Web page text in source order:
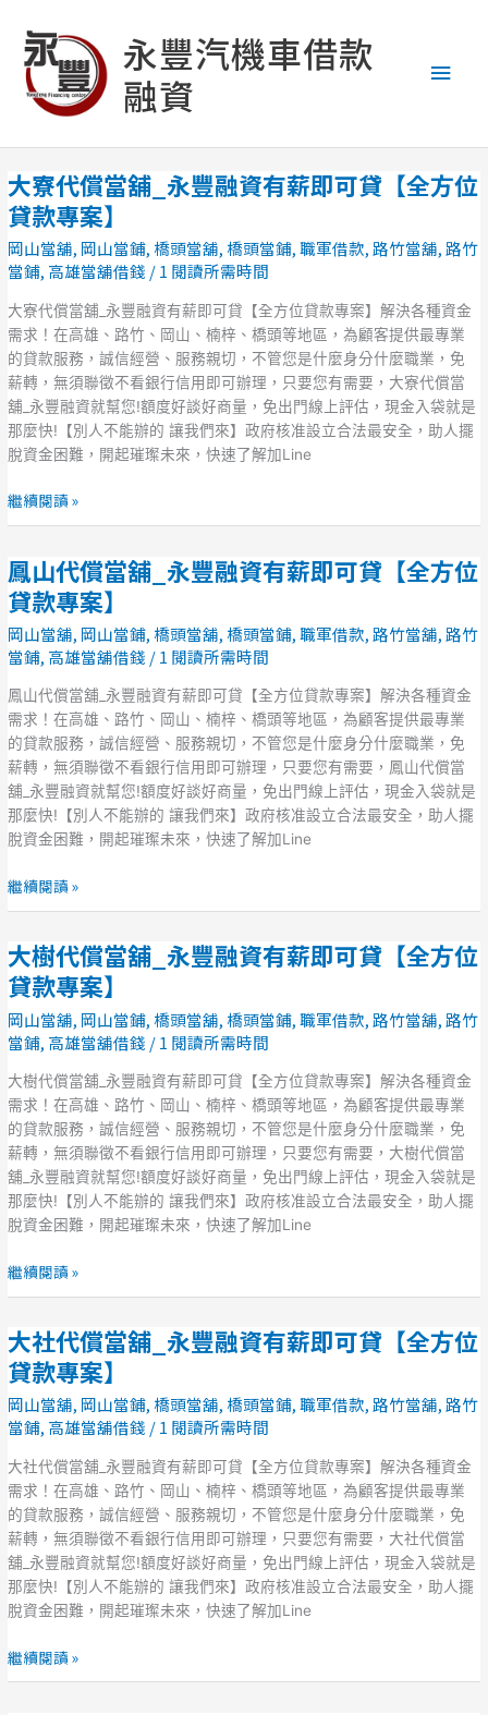
永豐汽機車借款
融資
要
單
大寮代償當舖_永豐融資有薪即可貸【全方位
貸款專案】
岡山當舖, 岡山當鋪,橋頭當舖,橋頭當鋪,職軍借款, 路竹當舖, 路竹
當鋪, 高雄當舖借錢 /1 閱讀所需時間
大寮代償當舖_永豐融資有薪即可貸【全方位貸款專案】解決各種資金
需求！在高雄、路竹、岡山、楠梓、橋頭等地區，為顧客提供最專業
的貸款服務，誠信經營、服務親切，不管您是什麼身分什麼職業，免
薪轉，無須聯徵不看銀行信用即可辦理，只要您有需要，大寮代償當
舖_永豐融資就幫您!額度好談好商量，免出門線上評估，現金入袋就是
那麼快!【別人不能辦的 讓我們來】政府核准設立合法最安全，助人擺
脫資金困難，開起璀璨未來，快速了解加Line
大
寮
代
償
當
舖
_
永
豐
融
資
有
薪
即
【全
方
位
貸
款
專
案】
繼續閱讀 »
鳳山代償當舖_永豐融資有薪即可貸【全方位
貸款專案】
岡山當舖, 岡山當鋪,橋頭當舖,橋頭當鋪,職軍借款, 路竹當舖, 路竹
當鋪, 高雄當舖借錢 /1 閱讀所需時間
鳳山代償當舖_永豐融資有薪即可貸【全方位貸款專案】解決各種資金
需求！在高雄、路竹、岡山、楠梓、橋頭等地區，為顧客提供最專業
的貸款服務，誠信經營、服務親切，不管您是什麼身分什麼職業，免
薪轉，無須聯徵不看銀行信用即可辦理，只要您有需要，鳳山代償當
舖_永豐融資就幫您!額度好談好商量，免出門線上評估，現金入袋就是
那麼快!【別人不能辦的 讓我們來】政府核准設立合法最安全，助人擺
脫資金困難，開起璀璨未來，快速了解加Line
鳳
山
代
償
當
舖
_
永
豐
融
資
有
即
【全
方
位
貸
款
專
案】
繼續閱讀 »
大樹代償當舖_永豐融資有薪即可貸【全方位
貸款專案】
岡山當舖, 岡山當鋪,橋頭當舖,橋頭當鋪,職軍借款, 路竹當舖, 路竹
當鋪, 高雄當舖借錢 /1 閱讀所需時間
大樹代償當舖_永豐融資有薪即可貸【全方位貸款專案】解決各種資金
需求！在高雄、路竹、岡山、楠梓、橋頭等地區，為顧客提供最專業
的貸款服務，誠信經營、服務親切，不管您是什麼身分什麼職業，免
薪轉，無須聯徵不看銀行信用即可辦理，只要您有需要，大樹代償當
舖_永豐融資就幫您!額度好談好商量，免出門線上評估，現金入袋就是
那麼快!【別人不能辦的 讓我們來】政府核准設立合法最安全，助人擺
脫資金困難，開起璀璨未來，快速了解加Line
大
樹
代
償
當
舖
_
永
豐
融
資
有
即
【全
方
位
貸
款
專
案】
繼續閱讀 »
大社代償當舖_永豐融資有薪即可貸【全方位
貸款專案】
岡山當舖, 岡山當鋪,橋頭當舖,橋頭當鋪,職軍借款,路竹當舖,路竹
當鋪, 高雄當舖借錢 /1 閱讀所需時間
大社代償當舖_永豐融資有薪即可貸【全方位貸款專案】解決各種資金
需求！在高雄、路竹、岡山、楠梓、橋頭等地區，為顧客提供最專業
的貸款服務，誠信經營、服務親切，不管您是什麼身分什麼職業，免
薪轉，無須聯徵不看銀行信用即可辦理，只要您有需要，大社代償當
舖_永豐融資就幫您!額度好談好商量，免出門線上評估，現金入袋就是
那麼快!【別人不能辦的 讓我們來】政府核准設立合法最安全，助人擺
脫資金困難，開起璀璨未來，快速了解加Line
大
社
代
償
當
舖
_
永
豐
融
資
有
即
繼續閱讀 »